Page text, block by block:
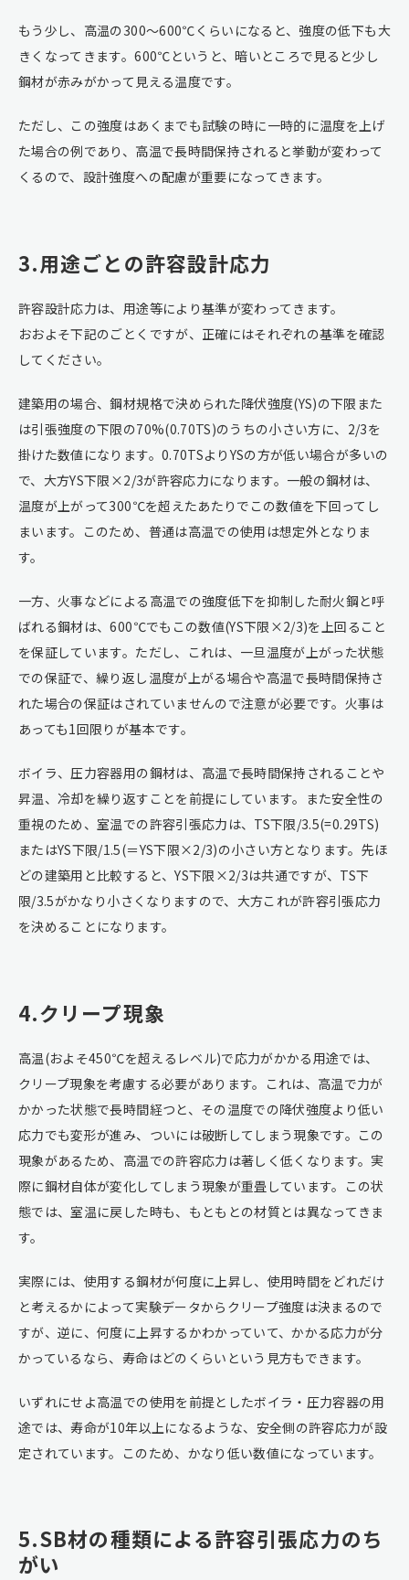
もう少し、高温の300～600℃くらいになると、強度の低下も大
きくなってきます。600℃というと、暗いところで見ると少し
鋼材が赤みがかって見える温度です。
ただし、この強度はあくまでも試験の時に一時的に温度を上げ
た場合の例であり、高温で長時間保持されると挙動が変わって
くるので、設計強度への配慮が重要になってきます。
3.用途ごとの許容設計応力
許容設計応力は、用途等により基準が変わってきます。
おおよそ下記のごとくですが、正確にはそれぞれの基準を確認
してください。
建築用の場合、鋼材規格で決められた降伏強度(YS)の下限また
は引張強度の下限の70%(0.70TS)のうちの小さい方に、2/3を
掛けた数値になります。0.70TSよりYSの方が低い場合が多いの
で、大方YS下限×2/3が許容応力になります。一般の鋼材は、
温度が上がって300℃を超えたあたりでこの数値を下回ってし
まいます。このため、普通は高温での使用は想定外となりま
す。
一方、火事などによる高温での強度低下を抑制した耐火鋼と呼
ばれる鋼材は、600℃でもこの数値(YS下限×2/3)を上回ること
を保証しています。ただし、これは、一旦温度が上がった状態
での保証で、繰り返し温度が上がる場合や高温で長時間保持さ
れた場合の保証はされていませんので注意が必要です。火事は
あっても1回限りが基本です。
ボイラ、圧力容器用の鋼材は、高温で長時間保持されることや
昇温、冷却を繰り返すことを前提にしています。また安全性の
重視のため、室温での許容引張応力は、TS下限/3.5(=0.29TS)
またはYS下限/1.5(＝YS下限×2/3)の小さい方となります。先ほ
どの建築用と比較すると、YS下限×2/3は共通ですが、TS下
限/3.5がかなり小さくなりますので、大方これが許容引張応力
を決めることになります。
4.クリープ現象
高温(およそ450℃を超えるレベル)で応力がかかる用途では、
クリープ現象を考慮する必要があります。これは、高温で力が
かかった状態で長時間経つと、その温度での降伏強度より低い
応力でも変形が進み、ついには破断してしまう現象です。この
現象があるため、高温での許容応力は著しく低くなります。実
際に鋼材自体が変化してしまう現象が重畳しています。この状
態では、室温に戻した時も、もともとの材質とは異なってきま
す。
実際には、使用する鋼材が何度に上昇し、使用時間をどれだけ
と考えるかによって実験データからクリープ強度は決まるので
すが、逆に、何度に上昇するかわかっていて、かかる応力が分
かっているなら、寿命はどのくらいという見方もできます。
いずれにせよ高温での使用を前提としたボイラ・圧力容器の用
途では、寿命が10年以上になるような、安全側の許容応力が設
定されています。このため、かなり低い数値になっています。
5.SB材の種類による許容引張応力のち
がい